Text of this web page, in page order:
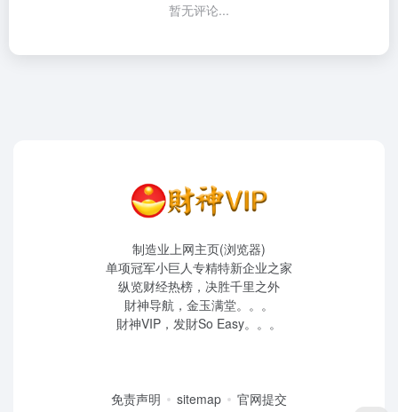
暂无评论...
制造业上网主页(浏览器)
单项冠军小巨人专精特新企业之家
纵览财经热榜，决胜千里之外
財神导航，金玉满堂。。。
財神VIP，发財So Easy。。。
免责声明 sitemap 官网提交